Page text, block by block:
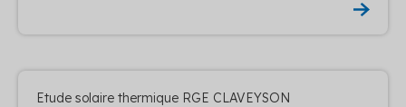
Etude solaire thermique RGE CLAVEYSON